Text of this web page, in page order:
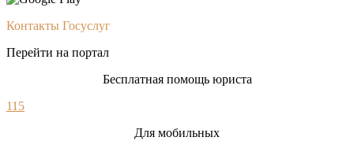
Контакты Госуслуг
Перейти на портал
Бесплатная помощь юриста
115
Для мобильных